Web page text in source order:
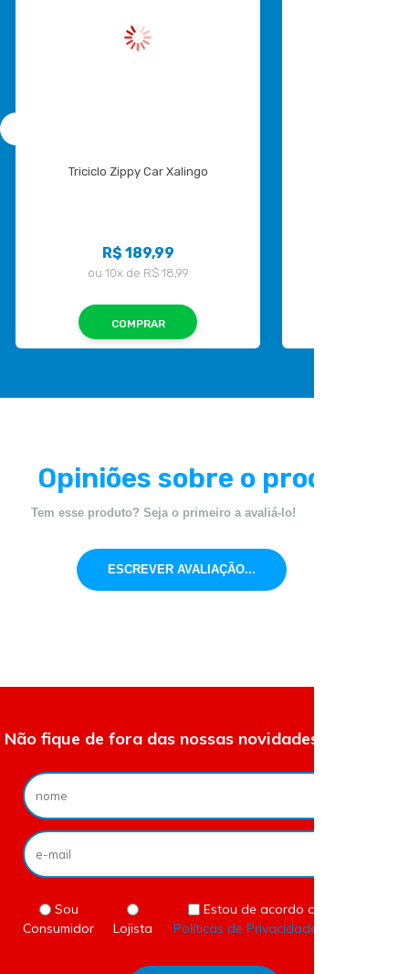
Triciclo Zippy Car Xalingo
R$ 189,99
ou 10x de R$ 18,99
COMPRAR
Opiniões sobre o produto
Tem esse produto? Seja o primeiro a avaliá-lo!
ESCREVER AVALIAÇÃO...
Não fique de fora das nossas novidades e ofertas.
Sou
Consumidor
Lojista
Estou de acordo com as
Políticas de Privacidade